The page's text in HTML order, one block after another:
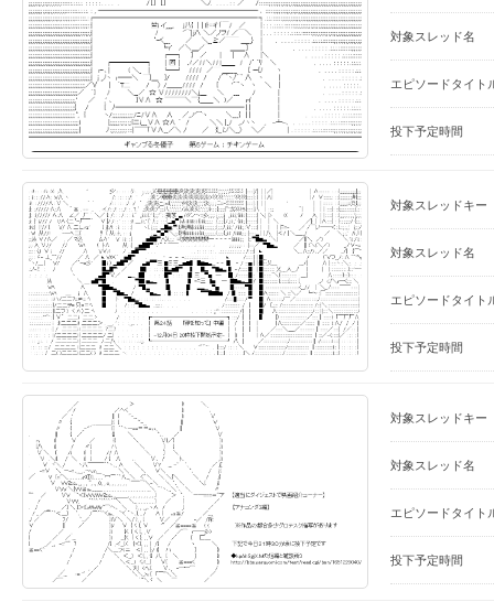
対象スレッド名
エピソードタイト
投下予定時間
対象スレッドキー
対象スレッド名
エピソードタイト
投下予定時間
対象スレッドキー
対象スレッド名
エピソードタイト
投下予定時間